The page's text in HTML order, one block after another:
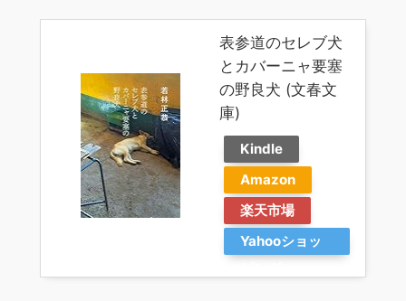
表参道のセレブ犬
とカバーニャ要塞
の野良犬 (文春文
庫)
Kindle
Amazon
楽天市場
Yahooショッ